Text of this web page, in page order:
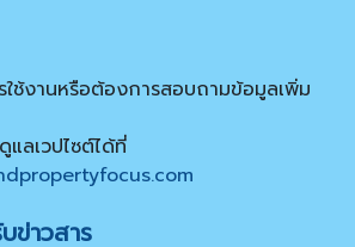
ช้งานหรือต้องการสอบถามข้อมูลเพิ่ม
ลเวปไซต์ได้ที่
ข่าวสาร